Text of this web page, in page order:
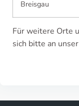
Breisgau
Für weitere Orte
sich bitte an